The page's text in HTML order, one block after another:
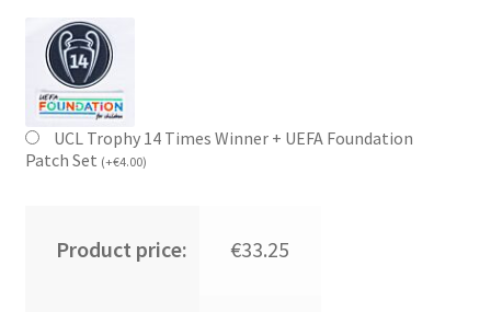
UCL Trophy 14 Times Winner + UEFA Foundation
Patch Set (+€4.00)
Product price: €33.25